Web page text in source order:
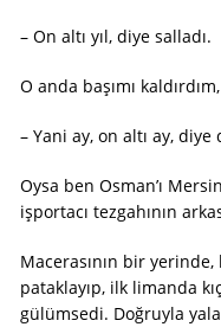
– On altı yıl, diye salladı.
O anda başımı
– Yani ay, on altı ay,
Oysa ben Osman’ı
işportacı tezgahının
Macerasının bir
pataklayıp, ilk limanda
gülümsedi. Doğruyla